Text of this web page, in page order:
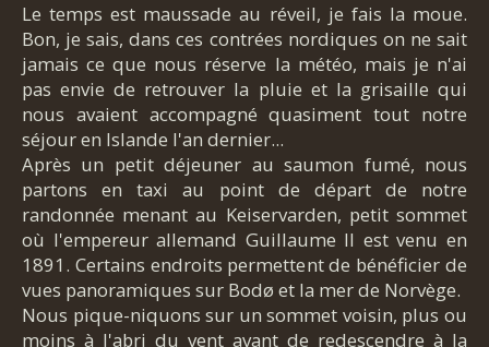
Le temps est maussade au réveil, je fais la moue.
Bon, je sais, dans ces contrées nordiques on ne sait
jamais ce que nous réserve la météo, mais je n'ai
pas envie de retrouver la pluie et la grisaille qui
nous avaient accompagné quasiment tout notre
séjour en Islande l'an dernier...
Après un petit déjeuner au saumon fumé, nous
partons en taxi au point de départ de notre
randonnée menant au Keiservarden, petit sommet
où l'empereur allemand Guillaume II est venu en
1891. Certains endroits permettent de bénéficier de
vues panoramiques sur Bodø et la mer de Norvège.
Nous pique-niquons sur un sommet voisin, plus ou
moins à l'abri du vent avant de redescendre à la